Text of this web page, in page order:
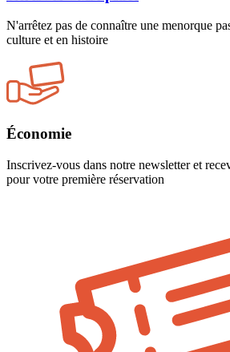
N'arrêtez pas de connaître une menorque
culture et en histoire
Économie
Inscrivez-vous dans notre newsletter et
pour votre première réservation